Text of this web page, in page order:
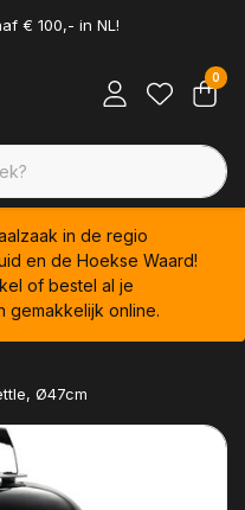
€ 100,- in NL!
0
in de regio
en de Hoekse Waard!
of bestel al je
online.
Ø47cm